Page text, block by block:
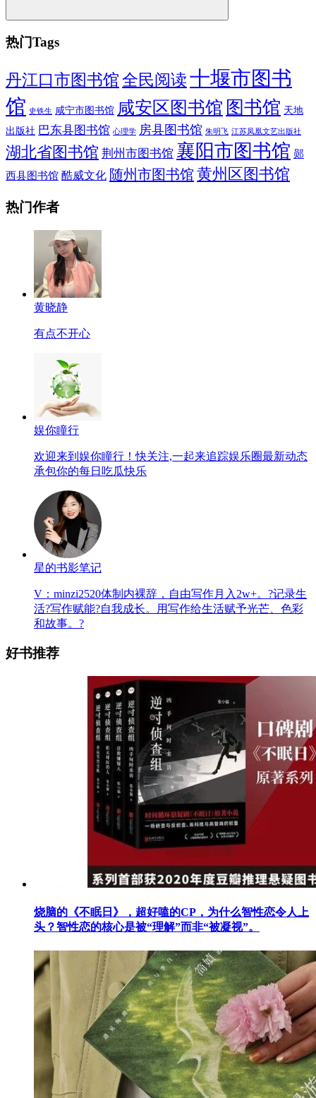
热门Tags
丹江口市图书馆 全民阅读十堰市图书
馆 史铁生 咸宁市图书馆 咸安区图书馆 图书馆 天地
出版社 巴东县图书馆 心理学 房县图书馆 朱明飞 江苏凤凰文艺出版社
湖北省图书馆 荆州市图书馆 襄阳市图书馆 郧
西县图书馆 酷威文化 随州市图书馆 黄州区图书馆
热门作者
黄晓静
有点不开心
娱你瞳行
欢迎来到娱你瞳行！快关注,一起来追踪娱乐圈最新动态
承包你的每日吃瓜快乐
星的书影笔记
V：minzi2520体制内裸辞，自由写作月入2w+。?记录生
活?写作赋能?自我成长。用写作给生活赋予光芒、色彩
和故事。?
好书推荐
烧脑的《不眠日》，超好嗑的CP，为什么智性恋令人上
头？智性恋的核心是被“理解”而非“被凝视”。